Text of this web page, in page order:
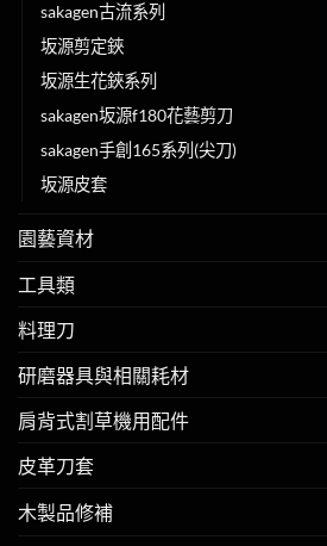
sakagen古流系列
坂源剪定鋏
坂源生花鋏系列
sakagen坂源f180花藝剪刀
sakagen手創165系列(尖刀)
坂源皮套
園藝資材
工具類
料理刀
研磨器具與相關耗材
肩背式割草機用配件
皮革刀套
木製品修補